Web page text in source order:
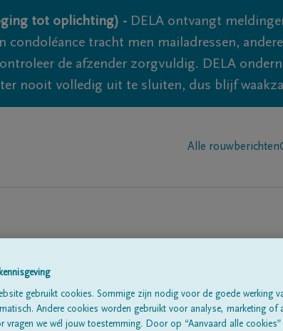
tot oplichting) - DELA ontvangt
condoléance tracht men mailadressen,
de afzender zorgvuldig. DELA
nooit volledig uit te sluiten, dus blijf
Alle rouwberichten
Wynckel
Geboren te Oostende op 03/10/1927
gebruikt cookies. Sommige zijn nodig voor de goede werking
Andere cookies worden gebruikt voor analyse, marketing of
vragen we wél jouw toestemming. Door op “Aanvaard alle